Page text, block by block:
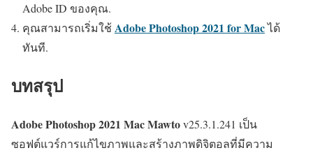
Adobe ID ของคุณ.
คุณสามารถเริ่มใช้Adobe Photoshop 2021 for Macได้
ทันที.
บทสรุป
Adobe Photoshop 2021 Mac Mawtov25.3.1.241 เป็น
ซอฟต์แวร์การแก้ไขภาพและสร้างภาพดิจิตอลที่มีความ